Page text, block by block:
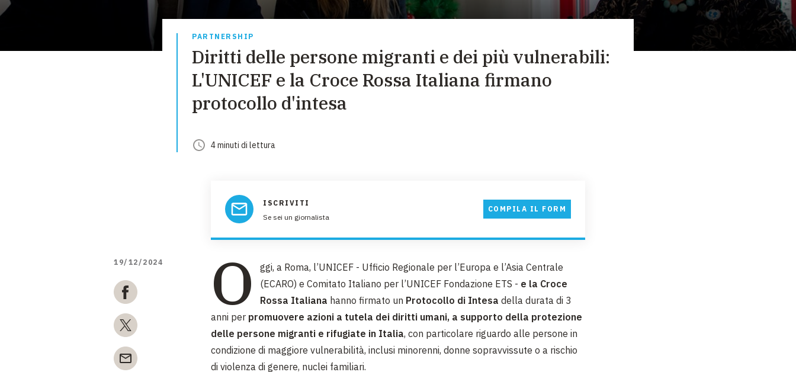
EMERGENZE
DIVERSI MODI PER DONARE. SCEGLI IL PIÙ
COMODO PER TE
PARTNERSHIP
Diritti delle persone migranti e dei più vulnerabili:
L'UNICEF e la Croce Rossa Italiana firmano
protocollo d'intesa
4minuti di lettura
ISCRIVITI
Se sei un giornalista
COMPILA IL FORM
19/12/2024 O
ggi, a Roma, l’UNICEF - Ufficio Regionale per l’Europa e l’Asia Centrale
(ECARO) e Comitato Italiano per l’UNICEF Fondazione ETS - e la Croce
Rossa Italiana hanno firmato un Protocollo di Intesa della durata di 3
anni per promuovere azioni a tutela dei diritti umani, a supporto della protezione
delle persone migranti e rifugiate in Italia, con particolare riguardo alle persone in
condizione di maggiore vulnerabilità, inclusi minorenni, donne sopravvissute o a rischio
di violenza di genere, nuclei familiari.